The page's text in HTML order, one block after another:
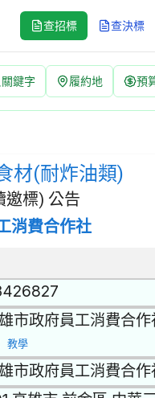
查招標 查決標
關鍵字 履約地 預
標公告 | 案號：
| 招標方式：選擇性招
材(耐炸油類)
邀標) 公告
消費合作社
市政府員工消費合作
教學
市政府員工消費合作